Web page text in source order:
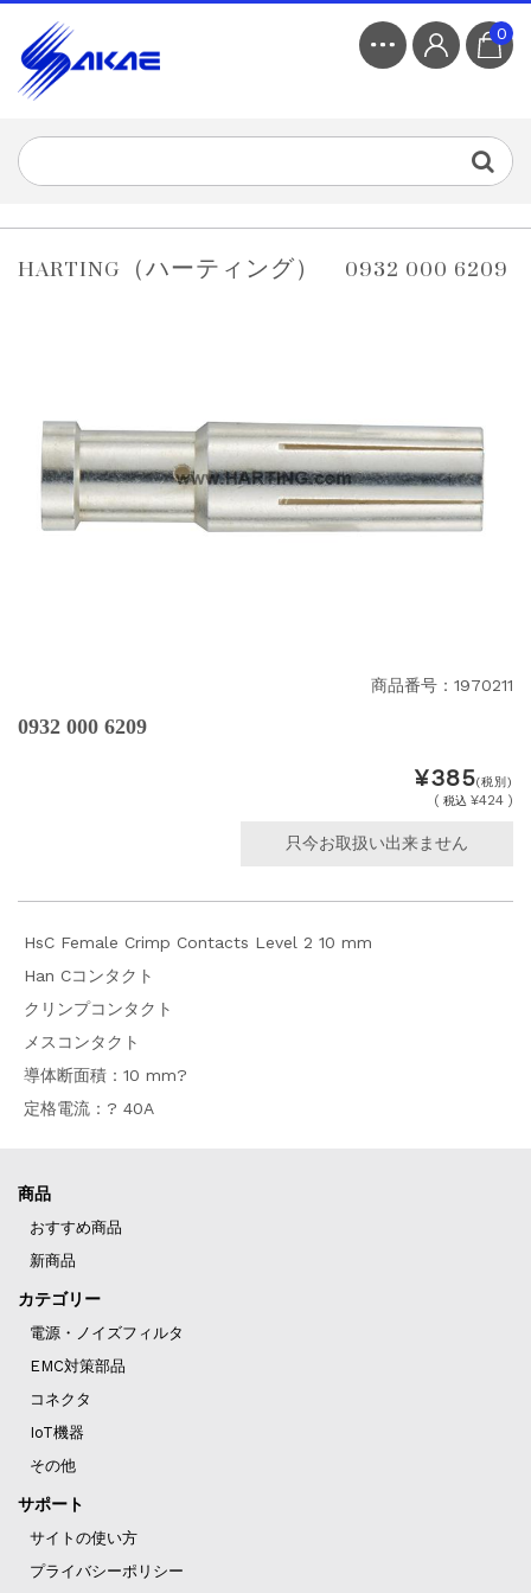
0
HARTING（ハーティング） 0932 000 6209
商品番号：1970211
0932 000 6209
¥385(税別)
(税込 ¥424 )
只今お取扱い出来ません
HsC Female Crimp Contacts Level 2 10 mm
Han Cコンタクト
クリンプコンタクト
メスコンタクト
導体断面積：10 mm?
定格電流：? 40A
商品
おすすめ商品
新商品
カテゴリー
電源・ノイズフィルタ
EMC対策部品
コネクタ
IoT機器
その他
サポート
サイトの使い方
プライバシーポリシー